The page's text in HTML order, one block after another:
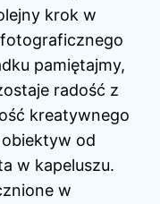
krok w
pamiętajmy,
radość z
kreatywnego
od
w kapeluszu.
w